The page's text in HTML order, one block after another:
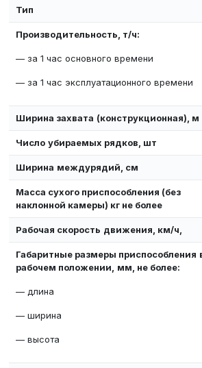
Тип
Производительность, т/ч:
— за 1 час основного времени
— за 1 час эксплуатационного времени
Ширина захвата (конструкционная), м
Число убираемых рядков, шт
Ширина междурядий, см
Масса сухого приспособления (без
наклонной камеры) кг не более
Рабочая скорость движения, км/ч,
Габаритные размеры приспособления
рабочем положении,
мм, не более:
— длина
— ширина
— высота